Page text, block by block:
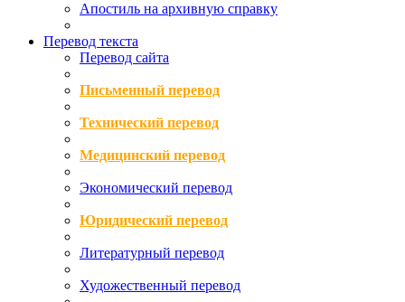
Апостиль на архивную справку
Перевод текста
Перевод сайта
Письменный перевод
Технический перевод
Медицинский перевод
Экономический перевод
Юридический перевод
Литературный перевод
Художественный перевод